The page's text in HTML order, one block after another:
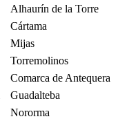
Alhaurín de la Torre
Cártama
Mijas
Torremolinos
Comarca de Antequera
Guadalteba
Nororma